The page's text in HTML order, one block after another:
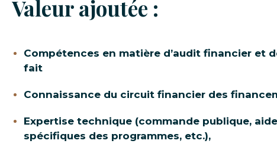
Valeur ajoutée :
Compétences en matière d’audit financier et
fait
Connaissance du circuit financier des
Expertise technique (commande publique,
spécifiques des programmes, etc.),